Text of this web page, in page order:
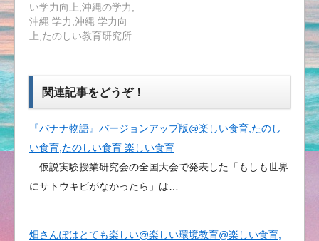
い学力向上,沖縄の学力,
沖縄 学力,沖縄 学力向
上,たのしい教育研究所
関連記事をどうぞ！
『バナナ物語』バージョンアップ版@楽しい食育,たのし
い食育,たのしい食育 楽しい食育
仮説実験授業研究会の全国大会で発表した「もしも世界
にサトウキビがなかったら」は…
畑さんぽはとても楽しい@楽しい環境教育@楽しい食育,